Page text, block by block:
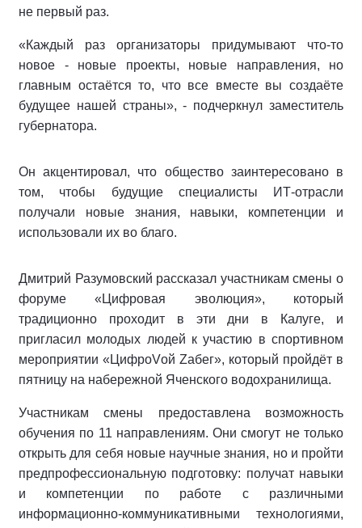
не первый раз.
«Каждый раз организаторы придумывают что-то
новое - новые проекты, новые направления, но
главным остаётся то, что все вместе вы создаёте
будущее нашей страны», - подчеркнул заместитель
губернатора.
Он акцентировал, что общество заинтересовано в
том, чтобы будущие специалисты ИТ-отрасли
получали новые знания, навыки, компетенции и
использовали их во благо.
Дмитрий Разумовский рассказал участникам смены о
форуме «Цифровая эволюция», который
традиционно проходит в эти дни в Калуге, и
пригласил молодых людей к участию в спортивном
мероприятии «ЦифроVой Zабег», который пройдёт в
пятницу на набережной Яченского водохранилища.
Участникам смены предоставлена возможность
обучения по 11 направлениям. Они смогут не только
открыть для себя новые научные знания, но и пройти
предпрофессиональную подготовку: получат навыки
и компетенции по работе с различными
информационно-коммуникативными технологиями,